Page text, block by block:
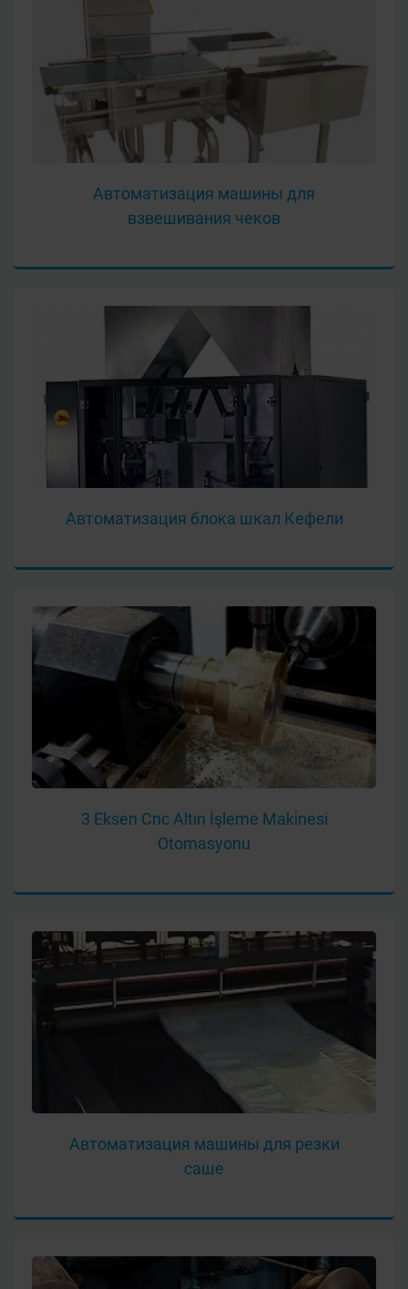
Автоматизация машины для
взвешивания чеков
Автоматизация блока шкал Кефели
3 Eksen Cnc Altın İşleme Maki̇nesi
Otomasyonu
Автоматизация машины для резки
саше